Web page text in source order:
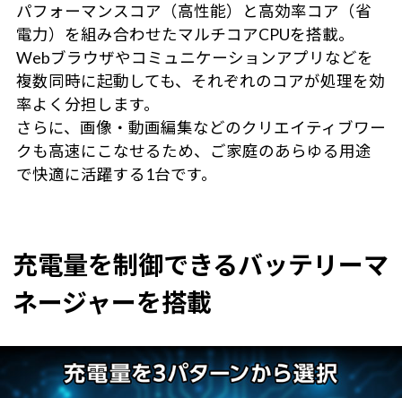
パフォーマンスコア（高性能）と高効率コア（省
電力）を組み合わせたマルチコアCPUを搭載。
Webブラウザやコミュニケーションアプリなどを
複数同時に起動しても、それぞれのコアが処理を効
率よく分担します。
さらに、画像・動画編集などのクリエイティブワー
クも高速にこなせるため、ご家庭のあらゆる用途
で快適に活躍する1台です。
充電量を制御できるバッテリーマ
ネージャーを搭載